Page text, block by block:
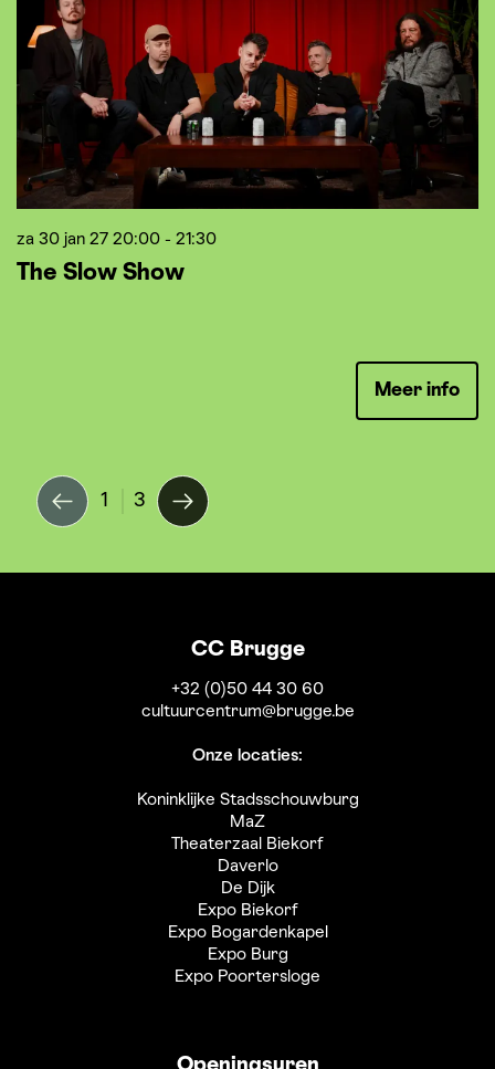
The Slow Show
za 30 jan 27 20:00 - 21:30
Meer info
1 3
CC Brugge
+32 (0)50 44 30 60
cultuurcentrum@brugge.be
Onze locaties:
Koninklijke Stadsschouwburg
MaZ
Theaterzaal Biekorf
Daverlo
De Dijk
Expo Biekorf
Expo Bogardenkapel
Expo Burg
Expo Poortersloge